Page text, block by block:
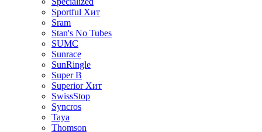
Sportful Хит
Sram
Stan's No Tubes
SUMC
Sunrace
SunRingle
Super B
Superior Хит
SwissStop
Syncros
Taya
Thomson